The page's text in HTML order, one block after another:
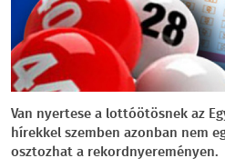
Van nyertese a lottóötösnek az
hírekkel szemben azonban nem
osztozhat a rekordnyereményen.